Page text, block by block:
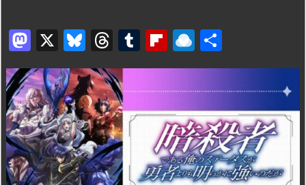
M
a
st
o
d
o
n
X
Bl
u
e
s
k
y
T
hr
e
a
d
s
T
u
bl
Fl
ip
o
ar
d
R
ai
dr
o
p.
io
有